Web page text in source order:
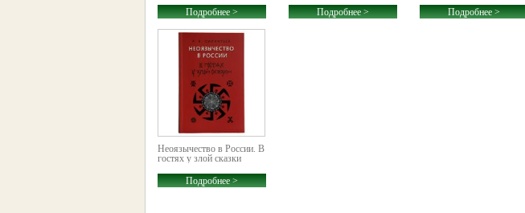
Подробнее >
Подробнее >
Подробнее >
Неоязычество в России. В
гостях у злой сказки
Подробнее >